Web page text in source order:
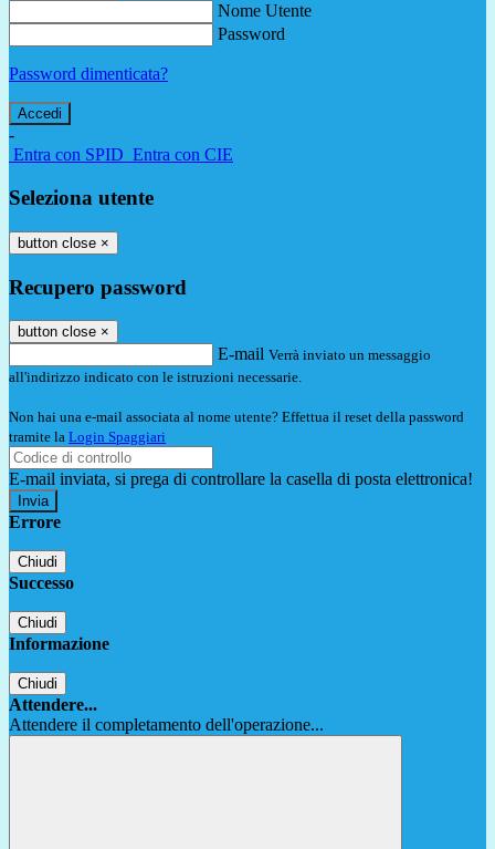
Nome Utente
Password
Password dimenticata?
-
Entra con SPID Entra con CIE
Seleziona utente
button close ×
Recupero password
button close ×
E-mail Verrà inviato un messaggio
all'indirizzo indicato con le istruzioni necessarie.
Non hai una e-mail associata al nome utente? Effettua il reset della password
tramite la Login Spaggiari
E-mail inviata, si prega di controllare la casella di posta elettronica!
Errore
Chiudi
Successo
Chiudi
Informazione
Chiudi
Attendere...
Attendere il completamento dell'operazione...